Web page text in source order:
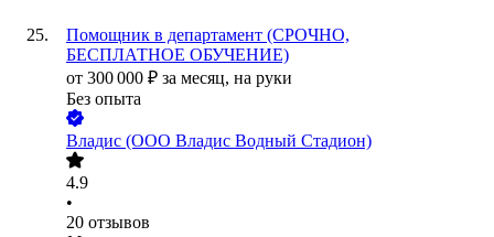
Помощник в департамент (СРОЧНО,
БЕСПЛАТНОЕ ОБУЧЕНИЕ)
от 300 000 ₽ за месяц, на руки
Без опыта
Владис (ООО Владис Водный Стадион)
4.9
•
20 отзывов